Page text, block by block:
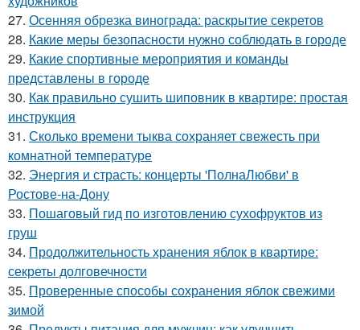
27. Осенняя обрезка винограда: раскрытие секретов
28. Какие меры безопасности нужно соблюдать в городе
29. Какие спортивные мероприятия и команды
представлены в городе
30. Как правильно сушить шиповник в квартире: простая
инструкция
31. Сколько времени тыква сохраняет свежесть при
комнатной температуре
32. Энергия и страсть: концерты 'ПолнаЛюбви' в
Ростове-на-Дону
33. Пошаговый гид по изготовлению сухофруктов из
груш
34. Продолжительность хранения яблок в квартире:
секреты долговечности
35. Проверенные способы сохранения яблок свежими
зимой